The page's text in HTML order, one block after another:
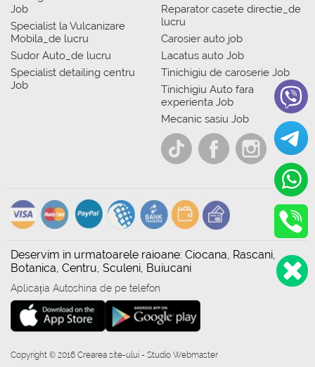
Job
Specialist la Vulcanizare
Mobila_de lucru
Sudor Auto_de lucru
Specialist detailing centru
Job
Reparator casete directie_de
lucru
Carosier auto job
Lacatus auto Job
Tinichigiu de caroserie Job
Tinichigiu Auto fara
experienta Job
Mecanic sasiu Job
Deservim in urmatoarele raioane: Ciocana, Rascani,
Botanica, Centru, Sculeni, Buiucani
Aplicația Autoshina de pe telefon
Copyright © 2016 Crearea site-ului - Studio Webmaster